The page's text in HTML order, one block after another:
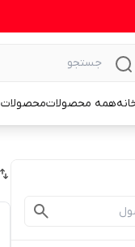
همه محصولاتمحصولات ProfiCook